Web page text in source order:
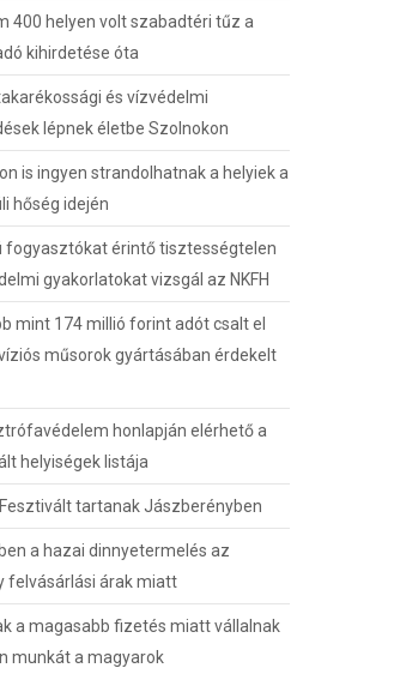
400 helyen volt szabadtéri tűz a
kihirdetése óta
és vízvédelmi
lépnek életbe Szolnokon
is ingyen strandolhatnak a helyiek a
hőség idején
fogyasztókat érintő tisztességtelen
gyakorlatokat vizsgál az NKFH
mint 174 millió forint adót csalt el
műsorok gyártásában érdekelt
honlapján elérhető a
helyiségek listája
tartanak Jászberényben
a hazai dinnyetermelés az
felvásárlási árak miatt
a magasabb fizetés miatt vállalnak
munkát a magyarok